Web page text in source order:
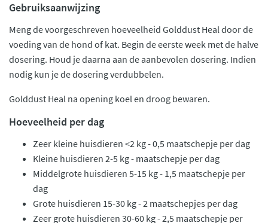
Gebruiksaanwijzing
Meng de voorgeschreven hoeveelheid Golddust Heal door de
voeding van de hond of kat. Begin de eerste week met de halve
dosering. Houd je daarna aan de aanbevolen dosering. Indien
nodig kun je de dosering verdubbelen.
Golddust Heal na opening koel en droog bewaren.
Hoeveelheid per dag
Zeer kleine huisdieren <2 kg - 0,5 maatschepje per dag
Kleine huisdieren 2-5 kg - maatschepje per dag
Middelgrote huisdieren 5-15 kg - 1,5 maatschepje per
dag
Grote huisdieren 15-30 kg - 2 maatschepjes per dag
Zeer grote huisdieren 30-60 kg - 2,5 maatschepje per